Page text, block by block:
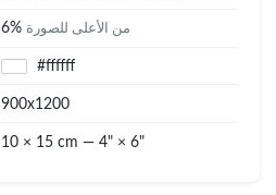
6% من الأعلى للصورة
#ffffff
900x1200
10 × 15 cm — 4" × 6"